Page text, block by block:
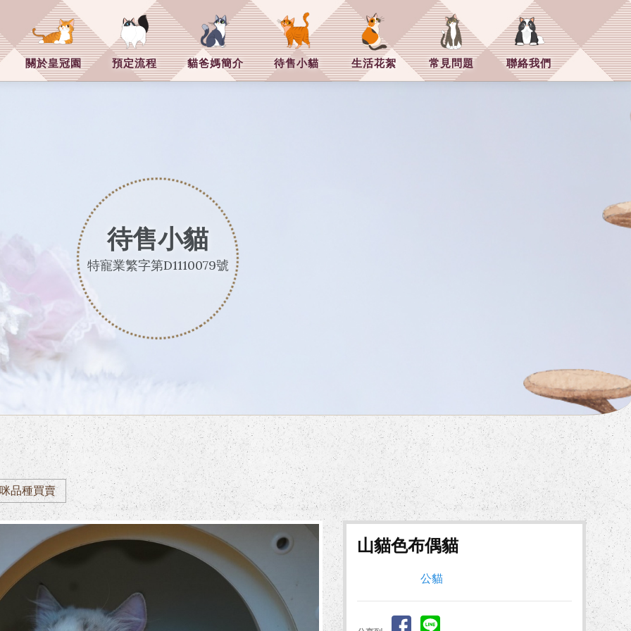
貓舍-貓舍,貓舍推薦,新竹貓舍
關於皇冠園 預定流程 貓爸媽簡介 待售小貓 生活花絮 常見問題 聯絡我們
待售小貓
品種買賣
山貓色布偶貓
公貓